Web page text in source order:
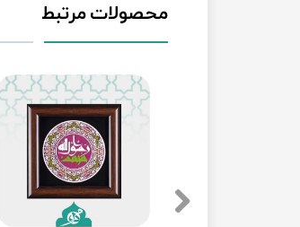
محصولات مرتبط